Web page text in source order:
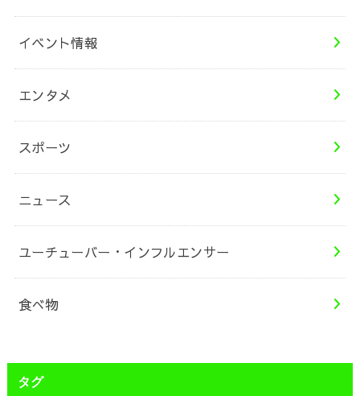
イベント情報
エンタメ
スポーツ
ニュース
ユーチューバー・インフルエンサー
食べ物
タグ